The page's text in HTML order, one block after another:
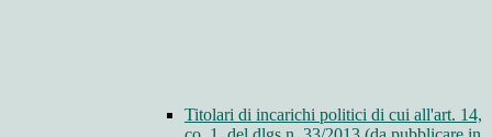
Titolari di incarichi politici di cui all'art. 14,